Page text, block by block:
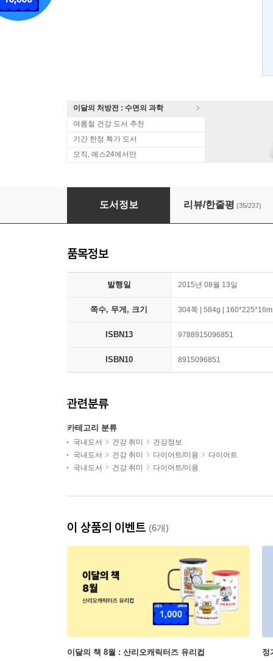
이달의 처방전 : 수면의 과학
여름철 건강 도서 추천
기간 한정 특가 도서
오직, 예스24에서만
한혜진 바디북
도서정보 리뷰/한줄평 (35/237)
품목정보
발행일 2015년 08월 13일
쪽수, 무게, 크기 304쪽 | 584g |
ISBN13 9788915096851
ISBN10 8915096851
관련분류
카테고리 분류
국내도서 건강 취미
건강정보
국내도서
건강 취미 다이어트/미용
다이어트
국내도서
건강 취미 다이어트/미용
이 상품의 이벤트 (6개)
이달의 책 8월 : 산리오캐릭터즈 유리컵 정